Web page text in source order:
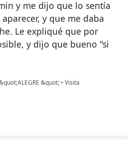
y me dijo que lo sentía
y que me daba
Le expliqué que por
y dijo que bueno "si
&quot; • Visita